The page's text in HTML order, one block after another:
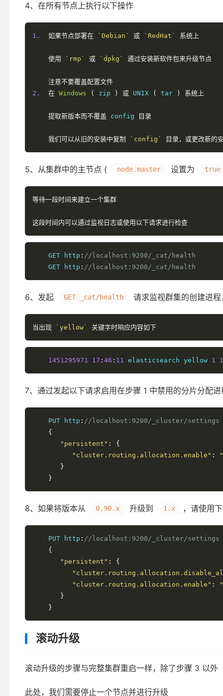
4、在所有节点上执行以下操作
1. 如果节点部署在 `Debian` 或 `RedHat` 系统上
使用 `rmp` 或 `dpkg` 通过安装新软件包来升级节点
注意不要覆盖配置文件
2.
在 Windows ( zip ) 或 UNIX ( tar ) 系统上
提取新版本而不覆盖 config 目录
我们可以从旧的安装中复制 `config` 目录，或更改新的
5、从集群中的主节点 ( node.master 设置为 true
等待一段时间来建立一个集群
这段时间内可以通过监视日志或使用以下请求进行检查
    GET http
: //localhost:9200/_cat/health
    GET http
: //localhost:9200/_cat/health
6、发起 GET _cat/health 请求监视群集的创建进
当出现 `yellow` 关键字时响应内容如下
1451295971 17 : 46 : 11 elasticsearch yellow 1 1
7、通过发起以下请求启用在步骤 1 中禁用的分片分配进
    PUT http
: //localhost:9200/_cluster/settings
{
"persistent" :
{
"cluster.routing.allocation.enable" :
}
}
8、如果将版本从 0.90.x 升级到 1.x ，请使用
    PUT http
: //localhost:9200/_cluster/settings
{
"persistent" :
{
"cluster.routing.allocation.enable" :
}
}
滚动升级
滚动升级的步骤与完整集群重启一样，除了步骤 3 以外
此处，我们需要停止一个节点并进行升级